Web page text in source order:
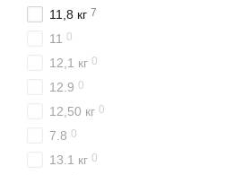
11,8 кг 7
11 0
12,1 кг 0
12.9 0
12,50 кг 0
7.8 0
13.1 кг 0